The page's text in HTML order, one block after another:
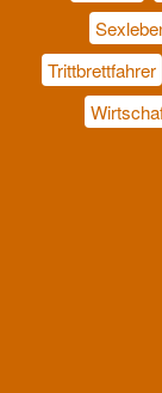
Trittbrettfahrer